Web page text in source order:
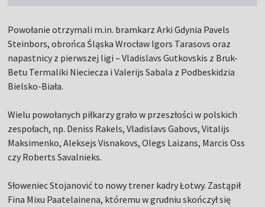
Powołanie otrzymali m.in. bramkarz Arki Gdynia Pavels
Steinbors, obrońca Śląska Wrocław Igors Tarasovs oraz
napastnicy z pierwszej ligi – Vladislavs Gutkovskis z Bruk-
Betu Termaliki Nieciecza i Valerijs Sabala z Podbeskidzia
Bielsko-Biała.
Wielu powołanych piłkarzy grało w przeszłości w polskich
zespołach, np. Deniss Rakels, Vladislavs Gabovs, Vitalijs
Maksimenko, Aleksejs Visnakovs, Olegs Laizans, Marcis Oss
czy Roberts Savalnieks.
Słoweniec Stojanović to nowy trener kadry Łotwy. Zastąpił
Fina Mixu Paatelainena, któremu w grudniu skończył się